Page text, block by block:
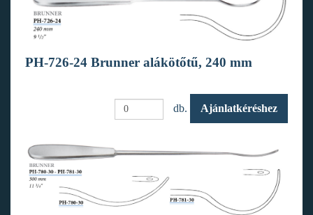
PH-726-24 Brunner alákötőtű, 240 mm
db. Ajánlatkéréshez